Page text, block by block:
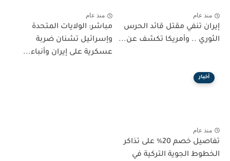
منذ عام
إيران تنفي مقتل قائد الحرس
الثوري .. وأمريكا تكشف عن...
منذ عام
مباشر: الولايات المتحدة
وإسرائيل تشنان ضربة
عسكرية على إيران وأنباء...
أخبار
منذ عام
تفاصيل خصم 20٪ على تذاكر
الخطوط الجوية التركية في